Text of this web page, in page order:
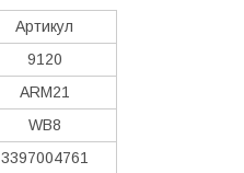
Артикул
9120
ARM21
WB8
3397004761